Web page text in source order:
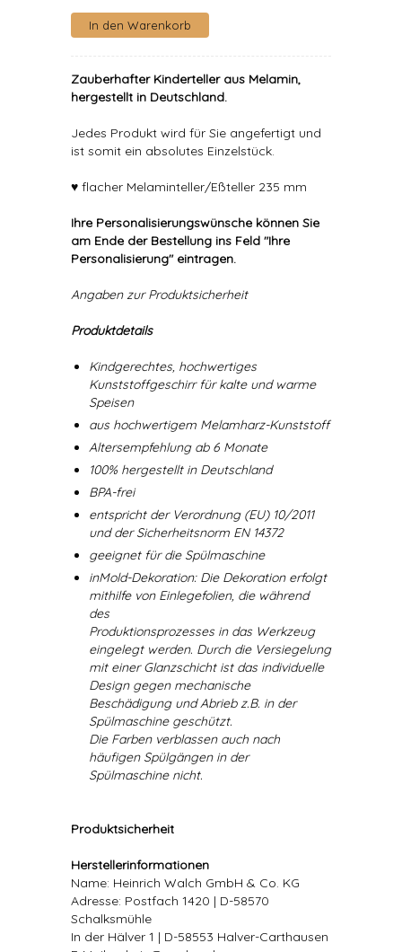
Zauberhafter Kinderteller aus Melamin,
hergestellt in Deutschland.
Jedes Produkt wird für Sie angefertigt und
ist somit ein absolutes Einzelstück.
♥ flacher Melaminteller/Eßteller 235 mm
Ihre Personalisierungswünsche können Sie
am Ende der Bestellung ins Feld "Ihre
Personalisierung" eintragen.
Angaben zur Produktsicherheit
Produktdetails
Kindgerechtes, hochwertiges
Kunststoffgeschirr für kalte und warme
Speisen
aus hochwertigem Melamharz-Kunststoff
Altersempfehlung ab 6 Monate
100% hergestellt in Deutschland
BPA-frei
entspricht der Verordnung (EU) 10/2011
und der Sicherheitsnorm EN 14372
geeignet für die Spülmaschine
inMold-Dekoration: Die Dekoration erfolgt
mithilfe von Einlegefolien, die während
des
Produktionsprozesses in das Werkzeug
eingelegt werden. Durch die Versiegelung
mit einer Glanzschicht ist das individuelle
Design gegen mechanische
Beschädigung und Abrieb z.B. in der
Spülmaschine geschützt.
Die Farben verblassen auch nach
häufigen Spülgängen in der
Spülmaschine nicht.
Produktsicherheit
Herstellerinformationen
Name: Heinrich Walch GmbH & Co. KG
Adresse: Postfach 1420 | D-58570
Schalksmühle
In der Hälver 1 | D-58553 Halver-Carthausen